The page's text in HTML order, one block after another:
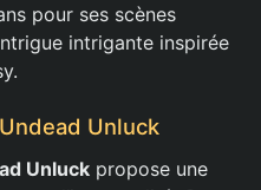
pour ses scènes
intrigante inspirée
Unluck
Unluck propose une